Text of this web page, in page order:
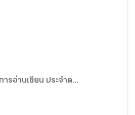
ารอ่านเขียน ประจำต...